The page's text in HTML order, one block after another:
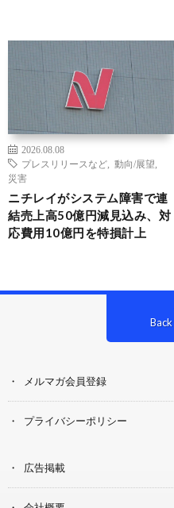
2026.08.08
プレスリリースなど
動向/展望
災害
ニチレイがシステム障害で連
結売上高50億円減見込み、対
応費用10億円を特損計上
メルマガ会員登録
プライバシーポリシー
広告掲載